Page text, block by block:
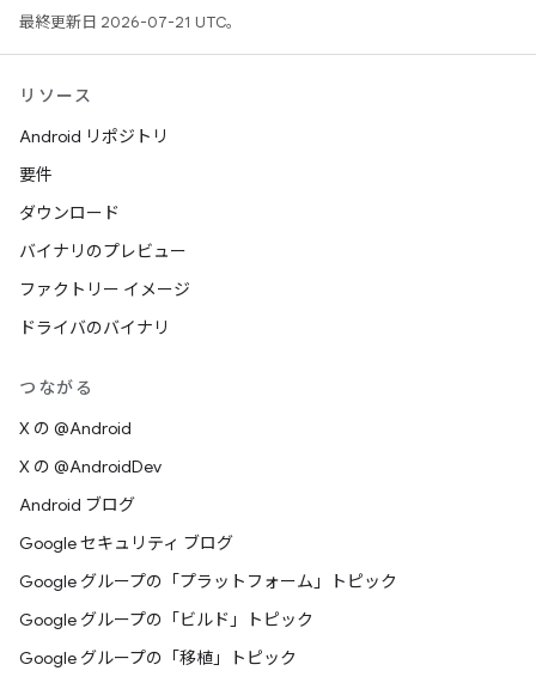
最終更新日 2026-07-21 UTC。
リソース
Android リポジトリ
要件
ダウンロード
バイナリのプレビュー
ファクトリー イメージ
ドライバのバイナリ
つながる
X の @Android
X の @AndroidDev
Android ブログ
Google セキュリティ ブログ
Google グループの「プラットフォーム」トピック
Google グループの「ビルド」トピック
Google グループの「移植」トピック